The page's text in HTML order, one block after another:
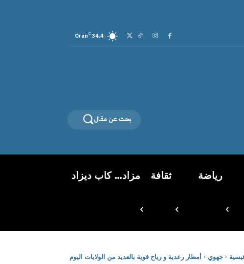
34.4
C
Oran
بحث عن مقال
رياضة ثقافة مزاد… كاب ديزاد
جهوي أمطار رعدية و رياح قوية بالعديد من الولايات اليوم